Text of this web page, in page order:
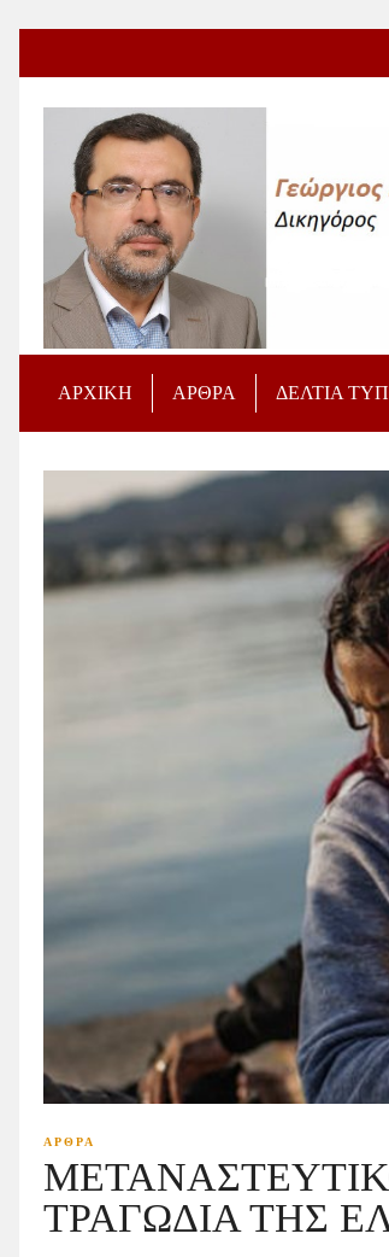
ΑΡΧΙΚΗ ΑΡΘΡΑ ΔΕΛΤΙΑ
ΑΡΘΡΑ
ΤΡΑΓΩΔΙΑ ΤΗΣ